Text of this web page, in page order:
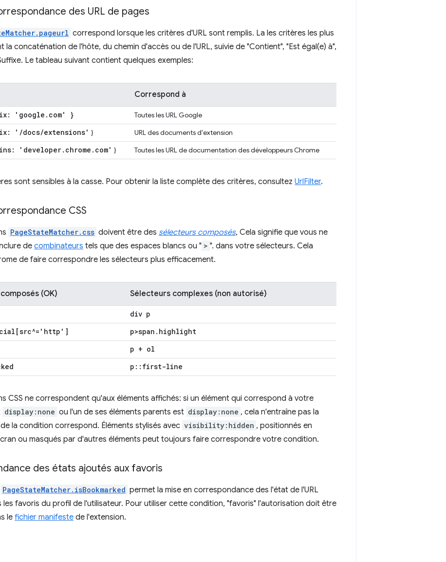
des URL de pages
correspond lorsque les critères d'URL sont remplis. La les critères les plus
la concaténation de l'hôte, du chemin d'accès ou de l'URL, suivie de "Contient", "Est égal(e) à",
Le tableau suivant contient quelques exemples:
Correspond à
'google . com' } Toutes les URL Google
' /docs/extensions' } URL des documents d'extension
'developer. chrome . com' } Toutes les URL de documentation des développeurs Chrome
sont sensibles à la casse. Pour obtenir la liste complète des critères, consultez UrlFilter.
CSS
PageStateMatcher.css doivent être des sélecteurs composés, Cela signifie que vous ne
decombinateurs tels que des espaces blancs ou " > ". dans votre sélecteurs. Cela
de faire correspondre les sélecteurs plus efficacement.
(OK) Sélecteurs complexes (non autorisé)
div p
p>span . highlight
p + ol
p :: first-line
CSS ne correspondent qu'aux éléments affichés: si un élément qui correspond à votre
display:none ou l'un de ses éléments parents est display:none , cela n'entraîne pas la
la condition correspond. Éléments stylisés avec visibility:hidden , positionnés en
ou masqués par d'autres éléments peut toujours faire correspondre votre condition.
des états ajoutés aux favoris
PageStateMatcher.isBookmarked permet la mise en correspondance des l'état de l'URL
les favoris du profil de l'utilisateur. Pour utiliser cette condition, "favoris" l'autorisation doit être
le fichier manifeste de l'extension.